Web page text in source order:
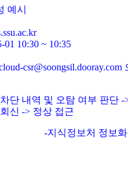
예시
01 10:30 ~ 10:35
단 내역 및 오탐 여부 판단
신 -> 정상 접근
-지식정보처 정보